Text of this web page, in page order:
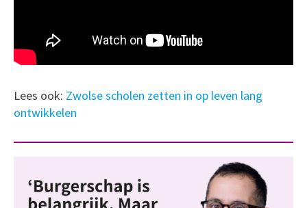
Lees ook: Zwolse scholen zetten in op leven lang
ontwikkelen